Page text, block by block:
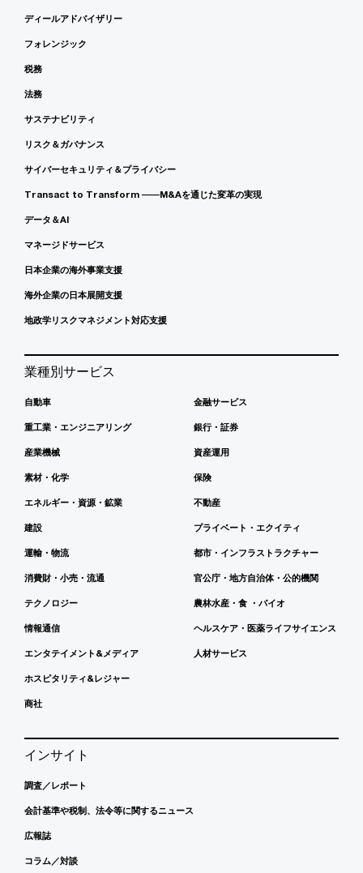
ディールアドバイザリー
フォレンジック
税務
法務
サステナビリティ
リスク＆ガバナンス
サイバーセキュリティ＆プライバシー
Transact to Transform ――M&Aを通じた変革の実現
データ＆AI
マネージドサービス
日本企業の海外事業支援
海外企業の日本展開支援
地政学リスクマネジメント対応支援
業種別サービス
自動車
重工業・エンジニアリング
産業機械
素材・化学
エネルギー・資源・鉱業
建設
運輸・物流
消費財・小売・流通
テクノロジー
情報通信
エンタテイメント&メディア
ホスピタリティ&レジャー
商社
金融サービス
銀行・証券
資産運用
保険
不動産
プライベート・エクイティ
都市・インフラストラクチャー
官公庁・地方自治体・公的機関
農林水産・食 ・バイオ
ヘルスケア・医薬ライフサイエンス
人材サービス
インサイト
調査／レポート
会計基準や税制、法令等に関するニュース
広報誌
コラム／対談